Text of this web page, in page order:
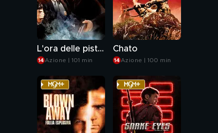
L'ora delle pistole
Azione | 101 min
Chato
Azione | 100 min